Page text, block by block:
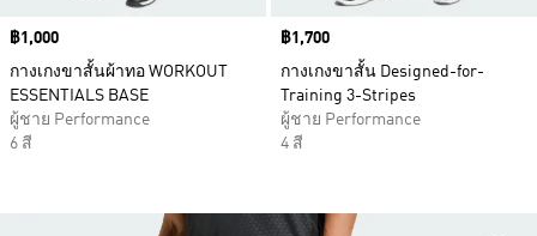
Price
฿1,000
กางเกงขาสั้นผ้าทอ WORKOUT
ESSENTIALS BASE
ผู้ชาย Performance
6 สี
Price
฿1,700
กางเกงขาสั้น Designed-for-
Training 3-Stripes
ผู้ชาย Performance
4 สี